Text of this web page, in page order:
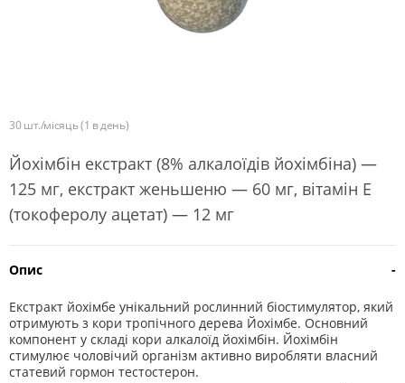
30 шт./місяць (1 в день)
Йохімбін екстракт (8% алкалоїдів йохімбіна) —
125 мг, екстракт женьшеню — 60 мг, вітамін Е
(токоферолу ацетат) — 12 мг
Опис -
Екстракт йохімбе унікальний рослинний біостимулятор, який
отримують з кори тропічного дерева Йохімбе. Основний
компонент у складі кори алкалоїд йохімбін. Йохімбін
стимулює чоловічий організм активно виробляти власний
статевий гормон тестостерон.